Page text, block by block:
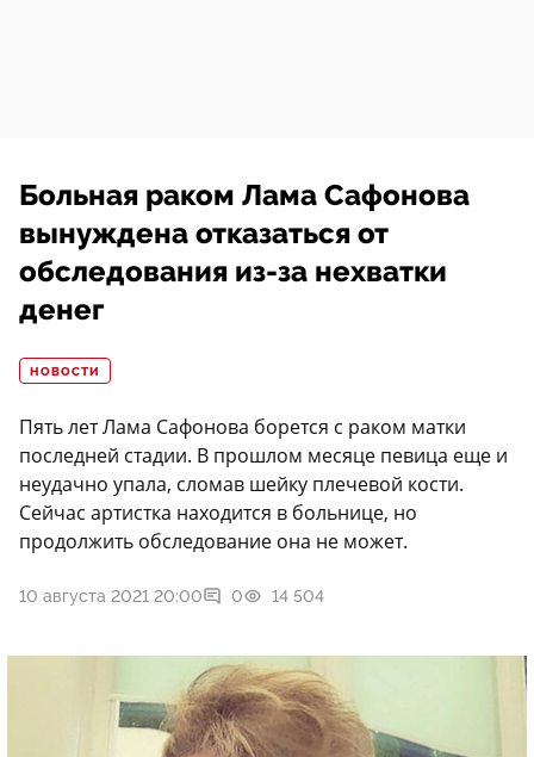
Больная раком Лама Сафонова
вынуждена отказаться от
обследования из-за нехватки
денег
НОВОСТИ
Пять лет Лама Сафонова борется с раком матки
последней стадии. В прошлом месяце певица еще и
неудачно упала, сломав шейку плечевой кости.
Сейчас артистка находится в больнице, но
продолжить обследование она не может.
10 августа 2021 20:00 0 14 504